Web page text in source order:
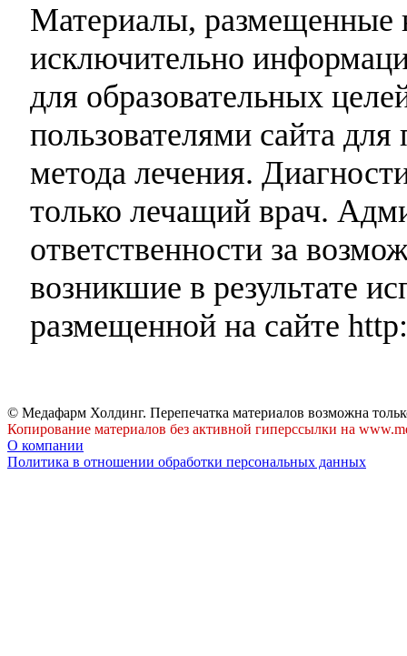
Материалы, размещенные
исключительно
для образовательных
пользователями сайта
метода лечения.
только лечащий врач.
ответственности за
возникшие в результате
размещенной на сайте
© Медафарм Холдинг. Перепечатка материалов возможна
Копирование материалов без активной гиперссылки на
О компании
Политика в отношении обработки персональных данных